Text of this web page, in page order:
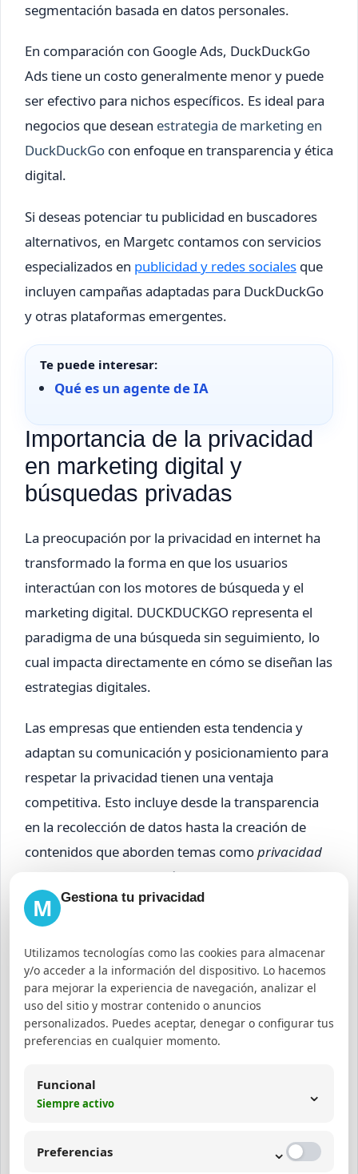
segmentación basada en datos personales.
En comparación con Google Ads, DuckDuckGo
Ads tiene un costo generalmente menor y puede
ser efectivo para nichos específicos. Es ideal para
negocios que desean estrategia de marketing en
DuckDuckGo con enfoque en transparencia y ética
digital.
Si deseas potenciar tu publicidad en buscadores
alternativos, en Margetc contamos con servicios
especializados en publicidad y redes sociales que
incluyen campañas adaptadas para DuckDuckGo
y otras plataformas emergentes.
Te puede interesar:
Qué es un agente de IA
Importancia de la privacidad
en marketing digital y
búsquedas privadas
La preocupación por la privacidad en internet ha
transformado la forma en que los usuarios
interactúan con los motores de búsqueda y el
marketing digital. DUCKDUCKGO representa el
paradigma de una búsqueda sin seguimiento, lo
cual impacta directamente en cómo se diseñan las
estrategias digitales.
Las empresas que entienden esta tendencia y
adaptan su comunicación y posicionamiento para
respetar la privacidad tienen una ventaja
competitiva. Esto incluye desde la transparencia
en la recolección de datos hasta la creación de
contenidos que aborden temas comoprivacidad
búsquedas privadas en
internet.
Cómo aprovechar el tráfico
orgánico desde
DUCKDUCKGO
El crecimiento de la audiencia de DUCKDUCKGO
tráfico orgánico de calidad. Este tráfico suele estar
M Gestiona tu privacidad
Utilizamos tecnologías como las cookies para almacenar
y/o acceder a la información del dispositivo. Lo hacemos
para mejorar la experiencia de navegación, analizar el
uso del sitio y mostrar contenido o anuncios
personalizados. Puedes aceptar, denegar o configurar tus
preferencias en cualquier momento.
Funcional
Siempre activo ⌄
Preferencias ⌄